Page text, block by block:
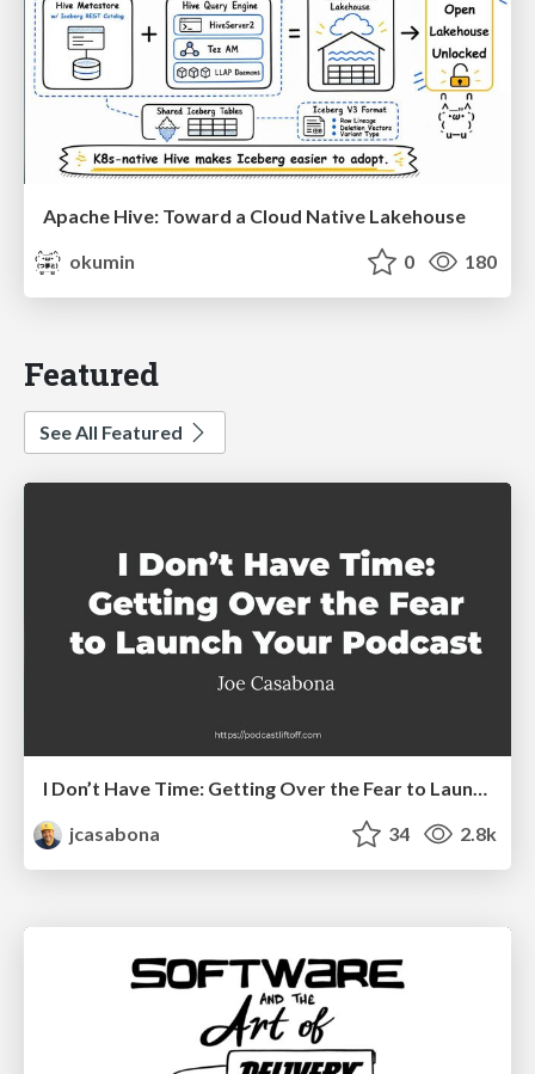
Apache Hive: Toward a Cloud Native Lakehouse
okumin
0 180
Featured
See All Featured
I Don’t Have Time: Getting Over the Fear to Launch Your Podcast
jcasabona
34 2.8k